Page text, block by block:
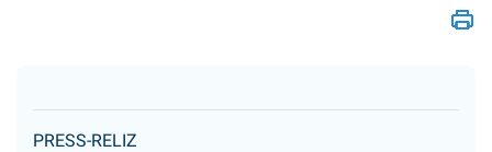
PRЕSS-RЕLIZ